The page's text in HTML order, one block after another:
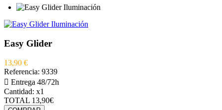
Easy Glider
13,90 €
Referencia: 9339
 Entrega 48/72h
Cantidad: x1
TOTAL 13,90€